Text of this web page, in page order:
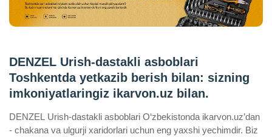
DENZEL Urish-dastakli asboblari
Toshkentda yetkazib berish bilan: sizning
imkoniyatlaringiz ikarvon.uz bilan.
DENZEL Urish-dastakli asboblari O‘zbekistonda ikarvon.uz’dan
- chakana va ulgurji xaridorlari uchun eng yaxshi yechimdir. Biz